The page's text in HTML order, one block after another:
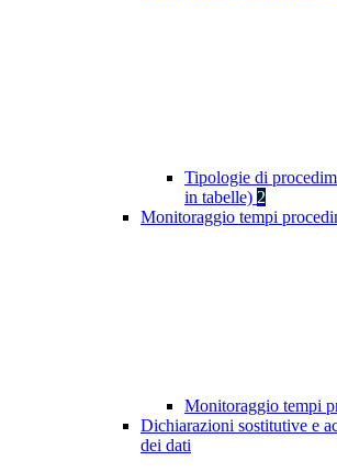
Tipologie di
in tabelle) 2
Monitoraggio tempi
Monitoraggio tempi
Dichiarazioni sostitutive e
dei dati